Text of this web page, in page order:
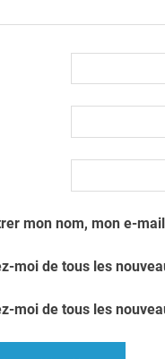
mon nom, mon e-
moi de tous les
moi de tous les